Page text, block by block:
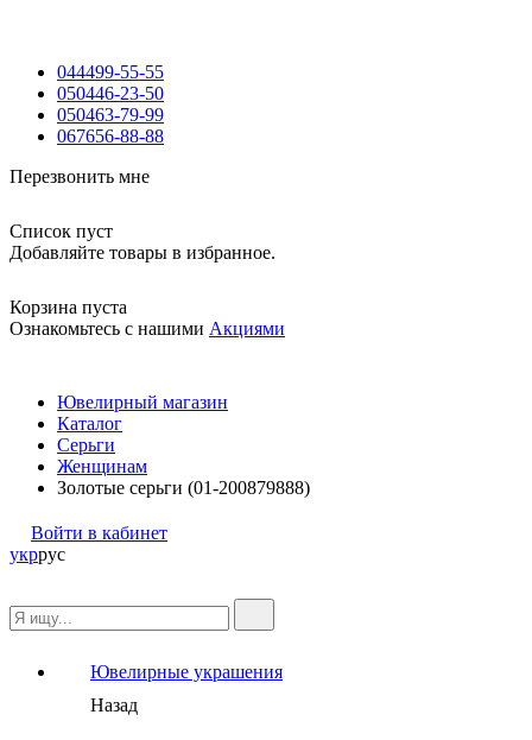
044499-55-55
050446-23-50
050463-79-99
067656-88-88
Перезвонить мне
Список пуст
Добавляйте товары в избранное.
Корзина пуста
Ознакомьтесь с нашими Акциями
Ювелирный магазин
Каталог
Серьги
Женщинам
Золотые серьги (01-200879888)
Войти в кабинет
укррус
Ювелирные украшения
Назад